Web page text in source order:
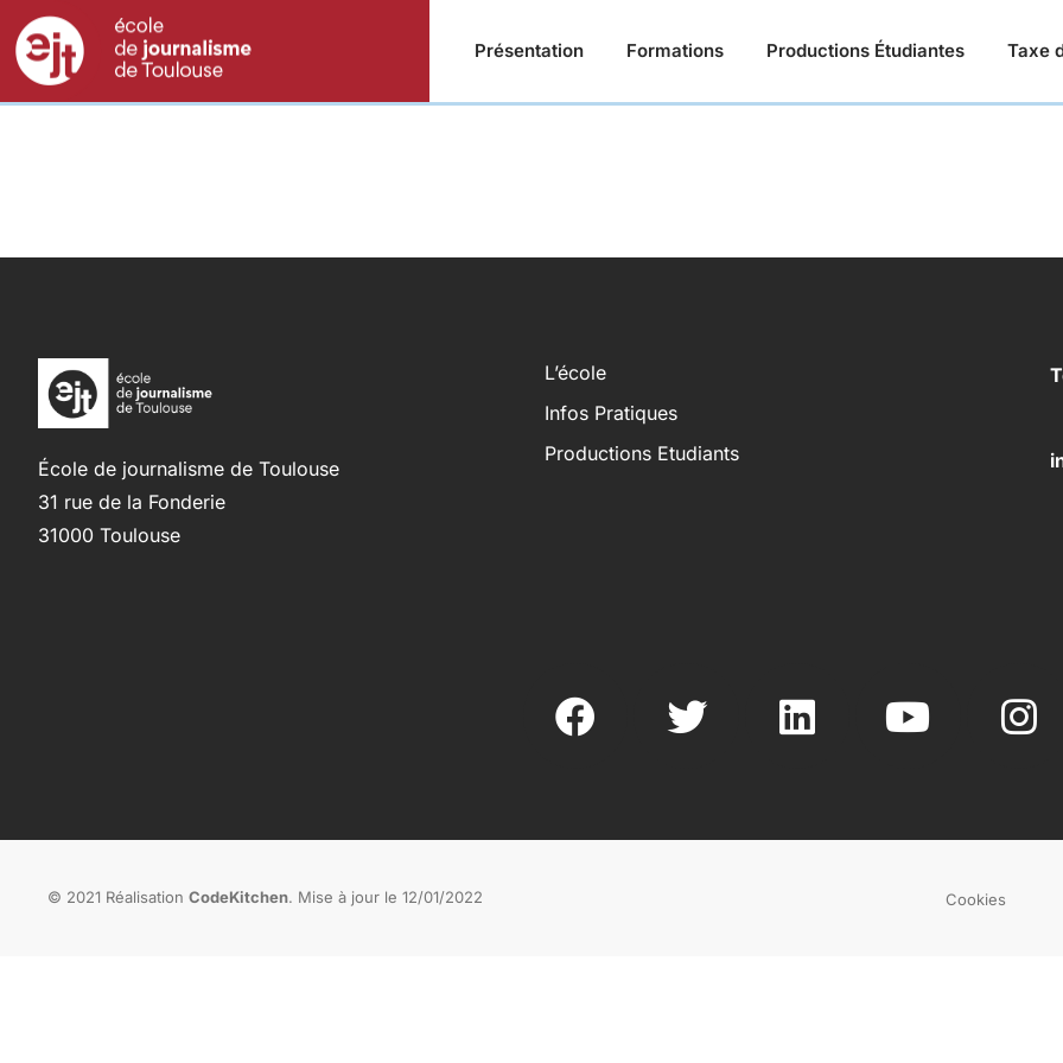
Présentation Formations Productions Étudiantes Taxe
École de journalisme de Toulouse
31 rue de la Fonderie
31000 Toulouse
L’école
Infos Pratiques
Productions Etudiants
© 2021 Réalisation CodeKitchen. Mise à jour le 12/01/2022 Cookies